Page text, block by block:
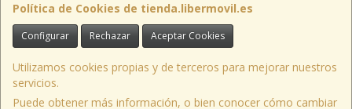
Política de Cookies de tienda.libermovil.es
Configurar Rechazar Aceptar Cookies
Utilizamos cookies propias y de terceros para mejorar nuestros
servicios.
Puede obtener más información, o bien conocer cómo cambiar
Horario
De Lunes a Viernes 10:00 a 14:00 - 17;30 a 20;30